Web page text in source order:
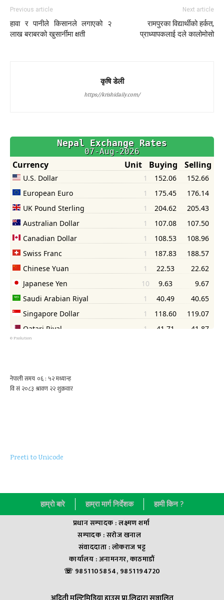
Previous article
हावा र पानीले किसानले लगाएको २
लाख बराबरको खुसार्नीमा क्षती
Next article
रामपुरका विद्यार्थीको हर्कत,
प्राध्यापकलाई दले कालोमोसो
कृषि डेली
https://krishidaily.com/
© Psolution
Preeti to Unicode
हाम्राे बारे हाम्रा मार्ग निर्देशक हामी किन ?
प्रधान सम्पादक : लक्ष्मण शर्मा
सम्पादक : सराेज खनाल
संवाददाता : लाेकराज भट्ट
कार्यालय : अनामनगर, काठमाडौं
☏ 9851105854, 9851194720